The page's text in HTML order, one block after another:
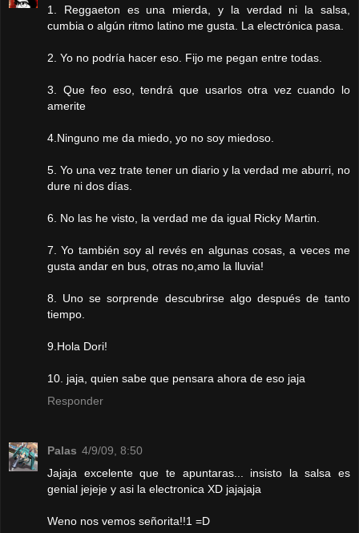
1. Reggaeton es una mierda, y la verdad ni la salsa,
cumbia o algún ritmo latino me gusta. La electrónica pasa.
2. Yo no podría hacer eso. Fijo me pegan entre todas.
3. Que feo eso, tendrá que usarlos otra vez cuando lo
amerite
4.Ninguno me da miedo, yo no soy miedoso.
5. Yo una vez trate tener un diario y la verdad me aburri, no
dure ni dos días.
6. No las he visto, la verdad me da igual Ricky Martin.
7. Yo también soy al revés en algunas cosas, a veces me
gusta andar en bus, otras no,amo la lluvia!
8. Uno se sorprende descubrirse algo después de tanto
tiempo.
9.Hola Dori!
10. jaja, quien sabe que pensara ahora de eso jaja
Responder
Palas 4/9/09, 8:50
Jajaja excelente que te apuntaras... insisto la salsa es
genial jejeje y asi la electronica XD jajajaja
Weno nos vemos señorita!!1 =D